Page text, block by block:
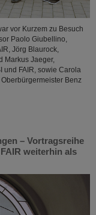
vor Kurzem zu Besuch
Paolo Giubellino,
Jörg Blaurock,
Markus Jaeger,
und FAIR, sowie Carola
Benz
– Vortragsreihe
weiterhin als